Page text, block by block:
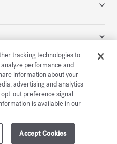
riservati
MAPPA DEL SITO
tracking technologies to
performance and
information about your
advertising and analytics
out preference signal
is available in our
Accept Cookies